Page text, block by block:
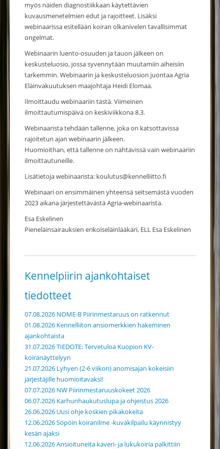
myös näiden diagnostiikkaan käytettävien
kuvausmenetelmien edut ja rajoitteet. Lisäksi
webinaarissa esitellään koiran olkanivelen tavallisimmat
ongelmat.
Webinaarin luento-osuuden ja tauon jälkeen on
keskusteluosio, jossa syvennytään muutamiin aiheisiin
tarkemmin. Webinaarin ja keskusteluosion juontaa Agria
Eläinvakuutuksen maajohtaja Heidi Elomaa.
Ilmoittaudu webinaariin tästä. Viimeinen
ilmoittautumispäivä on keskiviikkona 8.3.
Webinaarista tehdään tallenne, joka on katsottavissa
rajoitetun ajan webinaarin jälkeen.
Huomioithan, että tallenne on nähtävissä vain webinaariin
ilmoittautuneille.
Lisätietoja webinaarista: koulutus@kennelliitto.fi
Webinaari on ensimmäinen yhteensä seitsemästä vuoden
2023 aikana järjestettävästä Agria-webinaarista.
Esa Eskelinen
Pieneläinsairauksien erikoiseläinlääkäri, ELL Esa Eskelinen
Kennelpiirin ajankohtaiset
tiedotteet
07.08.2026 NOME-B Piirinmestaruus on ratkennut
01.08.2026 Kennelliiton ansiomerkkien hakeminen
ajankohtaista
31.07.2026 TIEDOTE: Tervetuloa Kuopion KV-
koiranäyttelyyn
21.07.2026 Lyhyen (2-6 viikon) anomisajan kokeisiin
järjestäjille huomioitavaksi!
07.07.2026 NW Piirinmestaruuskokeet 2026
06.07.2026 Karhunhaukutuslupa ja ohjeistus 2026
26.06.2026 Uusi ohje koskien pikakokeita
12.06.2026 Söpöin koiranilme -kuvakilpailu käynnistyy
kesän ajaksi
12.06.2026 Ansioituneita kaveri- ja lukukoiria palkittiin